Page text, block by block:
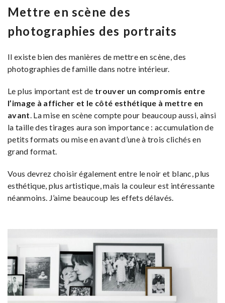
Mettre en scène des
photographies des portraits
Il existe bien des manières de mettre en scène, des
photographies de famille dans notre intérieur.
Le plus important est de trouver un compromis entre
l’image à afficher et le côté esthétique à mettre en
avant. La mise en scène compte pour beaucoup aussi, ainsi
la taille des tirages aura son importance : accumulation de
petits formats ou mise en avant d’une à trois clichés en
grand format.
Vous devrez choisir également entre le noir et blanc, plus
esthétique, plus artistique, mais la couleur est intéressante
néanmoins. J’aime beaucoup les effets délavés.